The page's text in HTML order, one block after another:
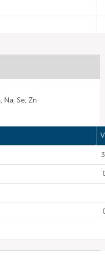
Na, Se, Zn